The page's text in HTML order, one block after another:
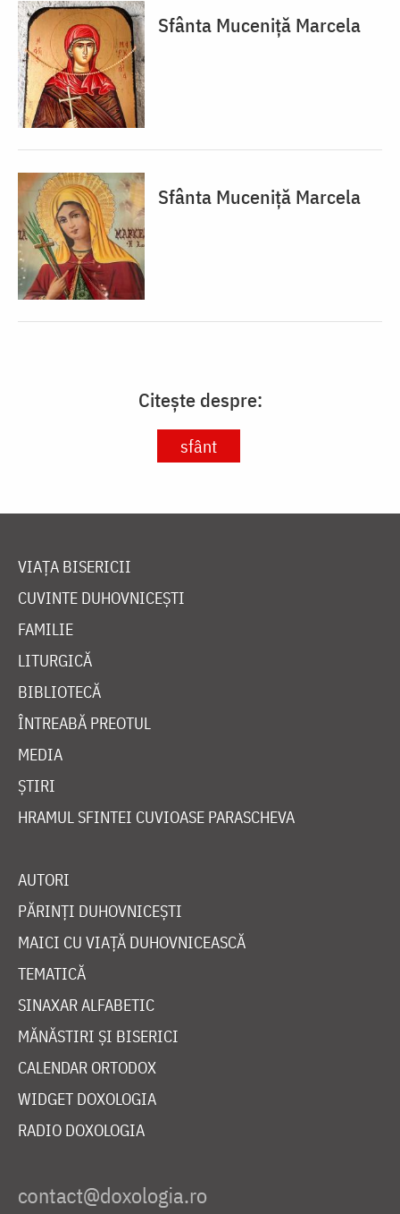
Sfânta Muceniță Marcela
Sfânta Muceniță Marcela
Citește despre:
sfânt
VIAȚA BISERICII
CUVINTE DUHOVNICEȘTI
FAMILIE
LITURGICĂ
BIBLIOTECĂ
ÎNTREABĂ PREOTUL
MEDIA
ȘTIRI
HRAMUL SFINTEI CUVIOASE PARASCHEVA
AUTORI
PĂRINȚI DUHOVNICEȘTI
MAICI CU VIAȚĂ DUHOVNICEASCĂ
TEMATICĂ
SINAXAR ALFABETIC
MĂNĂSTIRI ȘI BISERICI
CALENDAR ORTODOX
WIDGET DOXOLOGIA
RADIO DOXOLOGIA